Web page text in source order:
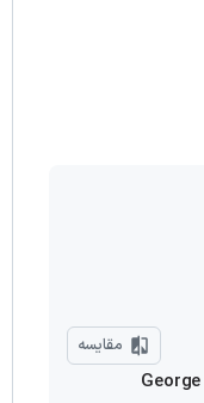
مقایسه